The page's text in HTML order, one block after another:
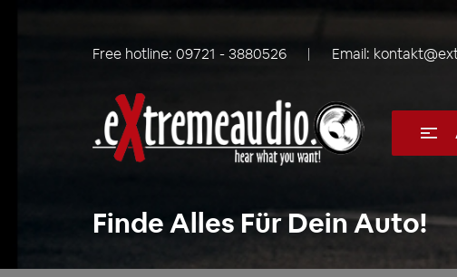
Free hotline: 09721 - 3880526 Email:
Finde Alles Für Dein Auto!